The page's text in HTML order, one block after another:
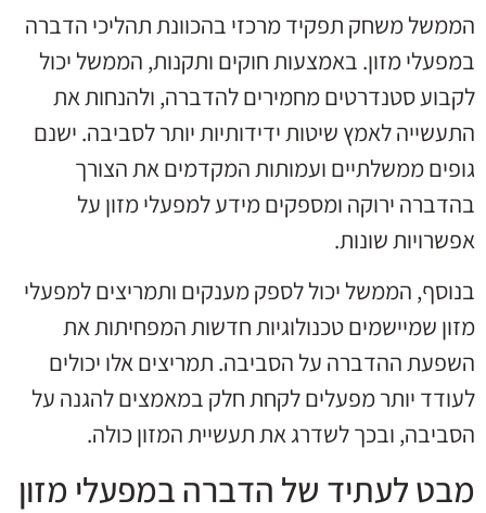
הממשל משחק תפקיד מרכזי בהכוונת תהליכי הדברה
במפעלי מזון. באמצעות חוקים ותקנות, הממשל יכול
לקבוע סטנדרטים מחמירים להדברה, ולהנחות את
התעשייה לאמץ שיטות ידידותיות יותר לסביבה. ישנם
גופים ממשלתיים ועמותות המקדמים את הצורך
בהדברה ירוקה ומספקים מידע למפעלי מזון על
אפשרויות שונות.
בנוסף, הממשל יכול לספק מענקים ותמריצים למפעלי
מזון שמיישמים טכנולוגיות חדשות המפחיתות את
השפעת ההדברה על הסביבה. תמריצים אלו יכולים
לעודד יותר מפעלים לקחת חלק במאמצים להגנה על
הסביבה, ובכך לשדרג את תעשיית המזון כולה.
מבט לעתיד של הדברה במפעלי מזון